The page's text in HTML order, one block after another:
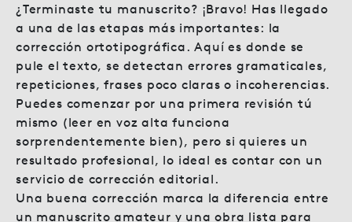
¿Terminaste tu manuscrito? ¡Bravo! Has llegado
a una de las etapas más importantes: la
corrección ortotipográfica. Aquí es donde se
pule el texto, se detectan errores gramaticales,
repeticiones, frases poco claras o incoherencias.
Puedes comenzar por una primera revisión tú
mismo (leer en voz alta funciona
sorprendentemente bien), pero si quieres un
resultado profesional, lo ideal es contar con un
servicio de corrección editorial.
Una buena corrección marca la diferencia entre
un manuscrito amateur y una obra lista para